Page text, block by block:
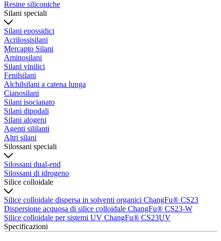
Resine siliconiche
Silani speciali
Silani epossidici
Acrilossisilani
Mercapto Silani
Aminosilani
Silani vinilici
Fenilsilani
Alchilsilani a catena lunga
Cianosilani
Silani isocianato
Silani dipodali
Silani alogeni
Agenti sililanti
Altri silani
Silossani speciali
Silossani dual-end
Silossani di idrogeno
Silice colloidale
Silice colloidale dispersa in solventi organici ChangFu® CS23
Dispersione acquosa di silice colloidale ChangFu® CS23-W
Silice colloidale per sistemi UV ChangFu® CS23UV
Specificazioni